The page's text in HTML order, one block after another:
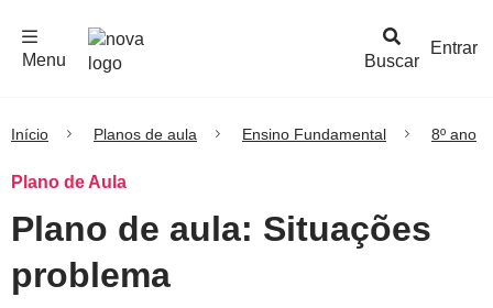
Buscar
Menu
Entrar
Início Planos de aula Ensino Fundamental 8º ano
Plano de Aula
Plano de aula: Situações
problema